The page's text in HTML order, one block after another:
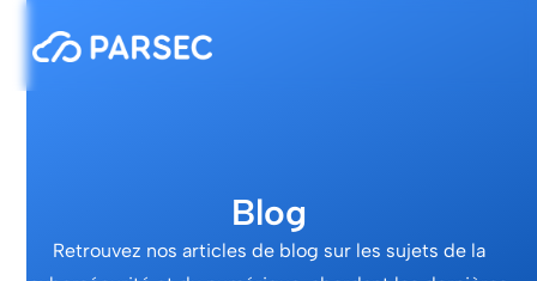
Blog
Retrouvez nos articles de blog sur les sujets de la